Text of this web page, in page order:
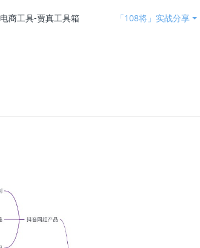
电商工具-贾真工具箱 「108将」实战分享